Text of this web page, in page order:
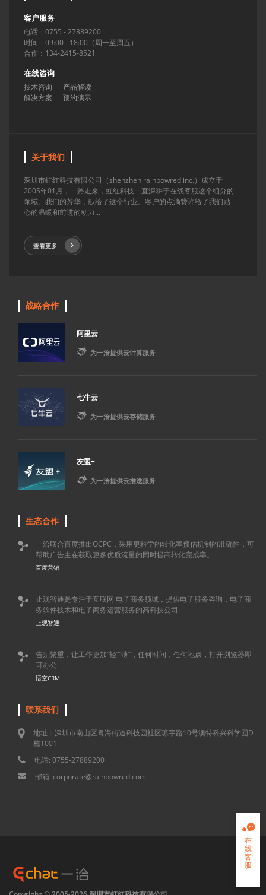
客户服务
电话：0755 - 27889200
时间：09:00 - 18:00（周一至周五）
合作：134-2415-8521
在线咨询
技术咨询
产品解读
解决方案
预约演示
关于我们
深圳市虹红科技有限公司（shenzhen rainbowred inc.）成立于
2005年01月，一路走来，虹红科技一直深耕于在线客服这个细分的
领域。我们的芳华，献给了这个行业。客户的点滴赞许给了我们贴
心的温暖和前进的动力...
查看更多
战略合作
阿里云
 为一洽提供云计算服务
七牛云
 为一洽提供云存储服务
友盟+
 为一洽提供云推送服务
生态合作

一洽联合百度推出OCPC，采用更科学的转化率预估机制的准确性，可
帮助广告主在获取更多优质流量的同时提高转化完成率。
百度营销

止观智通是专注于互联网 电子商务领域，提供电子服务咨询，电子商
务软件技术和电子商务运营服务的高科技公司
止观智通

告别繁重，让工作更加“轻”“薄”，任何时间，任何地点，打开浏览器即
可办公
悟空CRM
联系我们
地址：深圳市南山区粤海街道科技园社区琼宇路10号澳特科兴科学园D
栋1001
电话: 0755-27889200
邮箱: corporate@rainbowred.com

在
线
客
服